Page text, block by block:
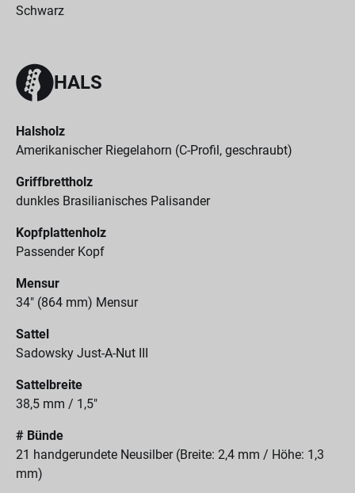
Schwarz
HALS
Halsholz
Amerikanischer Riegelahorn (C-Profil, geschraubt)
Griffbrettholz
dunkles Brasilianisches Palisander
Kopfplattenholz
Passender Kopf
Mensur
34" (864 mm) Mensur
Sattel
Sadowsky Just-A-Nut III
Sattelbreite
38,5 mm / 1,5"
# Bünde
21 handgerundete Neusilber (Breite: 2,4 mm / Höhe: 1,3
mm)